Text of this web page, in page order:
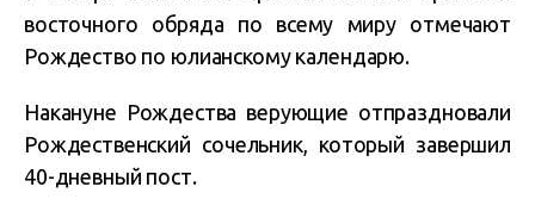
восточного обряда по всему миру отмечают
Рождество по юлианскому календарю.
Накануне Рождества верующие отпраздновали
Рождественский сочельник, который завершил
40-дневный пост.